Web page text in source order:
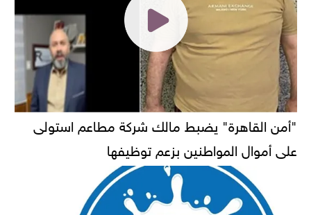
"أمن القاهرة" يضبط مالك شركة مطاعم استولى
على أموال المواطنين بزعم توظيفها